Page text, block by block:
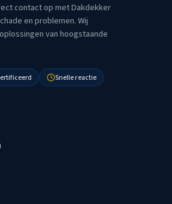
contact op met Dakdekker
en problemen. Wij
van hoogstaande
Snelle reactie